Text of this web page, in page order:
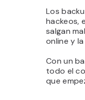
Los
hackeos,
salgan
online y
Con un
todo el
que